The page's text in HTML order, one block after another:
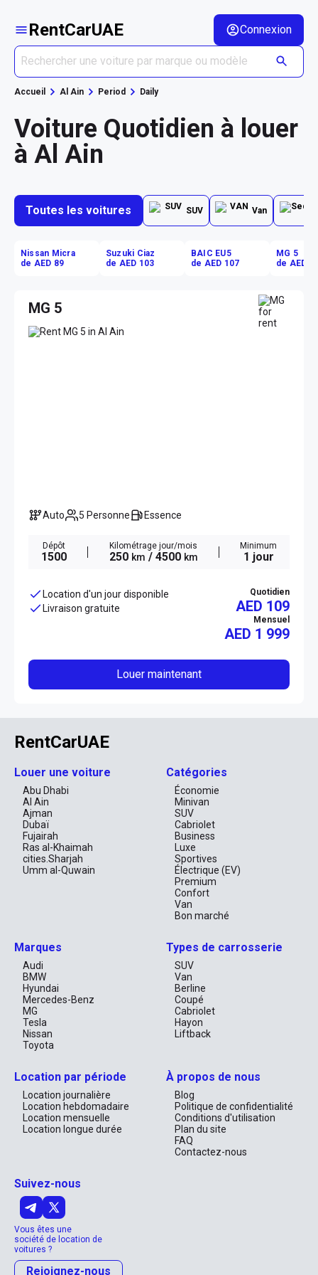
RentCarUAE Connexion
Accueil Al Ain Period Daily
Voiture Quotidien à louer
à Al Ain
Toutes les voitures SUV Van
Nissan Micra
de AED 89
Suzuki Ciaz
de AED 103
BAIC EU5
de AED 107
MG 5
de AED
MG 5
Auto 5 Personne Essence
Dépôt
1500
Kilométrage jour/mois
250 km / 4500 km
Minimum
1 jour
Location d'un jour disponible
Livraison gratuite
Quotidien
AED 109
Mensuel
AED 1 999
Louer maintenant
RentCarUAE
Louer une voiture
Abu Dhabi
Al Ain
Ajman
Dubaï
Fujairah
Ras al-Khaimah
cities.Sharjah
Umm al-Quwain
Catégories
Économie
Minivan
SUV
Cabriolet
Business
Luxe
Sportives
Électrique (EV)
Premium
Confort
Van
Bon marché
Marques
Audi
BMW
Hyundai
Mercedes-Benz
MG
Tesla
Nissan
Toyota
Types de carrosserie
SUV
Van
Berline
Coupé
Cabriolet
Hayon
Liftback
Location par période
Location journalière
Location hebdomadaire
Location mensuelle
Location longue durée
À propos de nous
Blog
Politique de confidentialité
Conditions d'utilisation
Plan du site
FAQ
Contactez-nous
Suivez-nous
Vous êtes une
société de location de
voitures ?
Rejoignez-nous